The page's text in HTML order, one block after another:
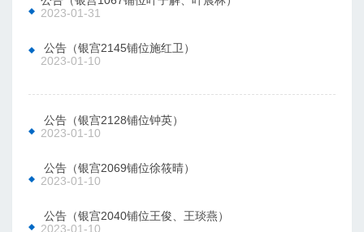
2023-01-31
公告（银宫2145铺位施红卫）
2023-01-10
公告（银宫2128铺位钟英）
2023-01-10
公告（银宫2069铺位徐筱晴）
2023-01-10
公告（银宫2040铺位王俊、王琰燕）
2023-01-10